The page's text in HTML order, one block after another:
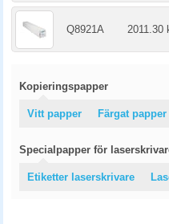
Q8921A 2011.30
Kopieringspapper
Vitt papper Färgat papper
Specialpapper för
Etiketter laserskrivare